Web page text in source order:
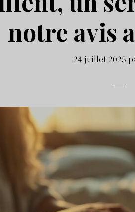
notre avis
24 juillet 2025